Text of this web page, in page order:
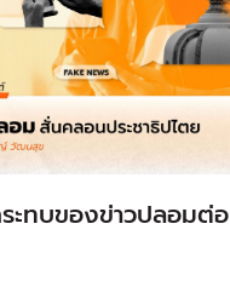
ะทบของข่าวปลอมต่อ